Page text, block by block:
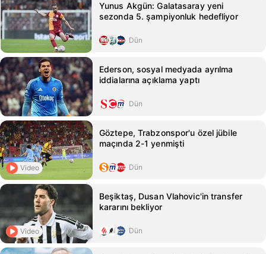
Yunus Akgün: Galatasaray yeni
sezonda 5. şampiyonluk hedefliyor
Dün
Ederson, sosyal medyada ayrılma
iddialarına açıklama yaptı
Dün
Video
Göztepe, Trabzonspor'u özel jübile
maçında 2-1 yenmişti
Dün
Video
Beşiktaş, Dusan Vlahovic'in transfer
kararını bekliyor
Dün